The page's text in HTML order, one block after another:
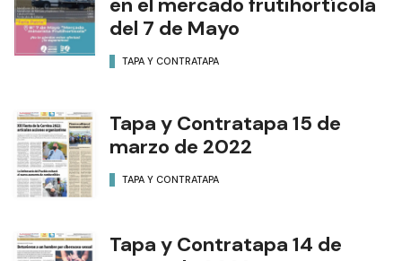
del 7 de Mayo
TAPA Y CONTRATAPA
Tapa y Contratapa 15 de
marzo de 2022
TAPA Y CONTRATAPA
Tapa y Contratapa 14 de